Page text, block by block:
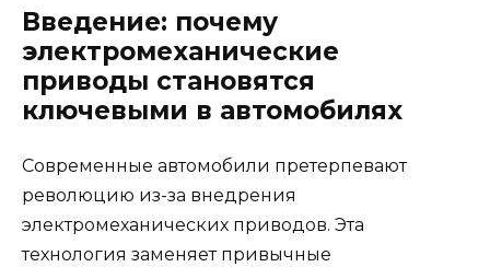
Введение: почему
электромеханические
приводы становятся
ключевыми в автомобилях
Современные автомобили претерпевают
революцию из-за внедрения
электромеханических приводов. Эта
технология заменяет привычные